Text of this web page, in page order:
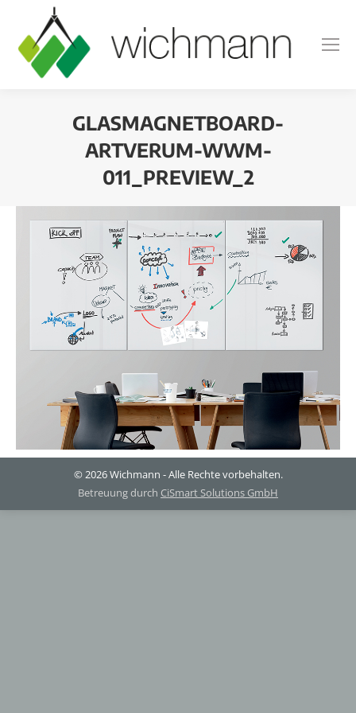
GLASMAGNETBOARD-
ARTVERUM-WWM-
011_PREVIEW_2
© 2026 Wichmann - Alle Rechte vorbehalten.
Betreuung durch CiSmart Solutions GmbH